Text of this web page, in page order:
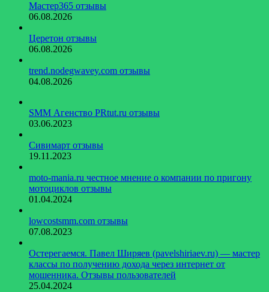
Мастер365 отзывы
06.08.2026
Церетон отзывы
06.08.2026
trend.nodegwavey.com отзывы
04.08.2026
SMM Агенство PRtut.ru отзывы
03.06.2023
Сивимарт отзывы
19.11.2023
moto-mania.ru честное мнение о компании по пригону
мотоциклов отзывы
01.04.2024
lowcostsmm.com отзывы
07.08.2023
Остерегаемся. Павел Ширяев (pavelshiriaev.ru) — мастер
классы по получению дохода через интернет от
мошенника. Отзывы пользователей
25.04.2024